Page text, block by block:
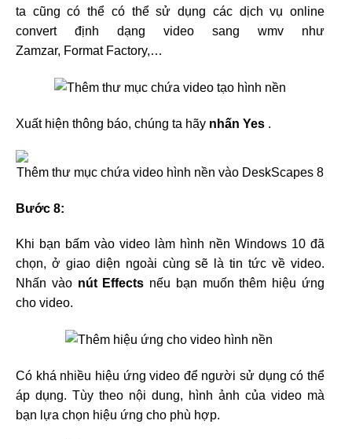
ta cũng có thể có thể sử dụng các dịch vụ online
convert định dạng video sang wmv như
Zamzar, Format Factory,…
Xuất hiện thông báo, chúng ta hãy nhấn Yes .
Bước 8:
Khi bạn bấm vào video làm hình nền Windows 10 đã
chọn, ở giao diện ngoài cùng sẽ là tin tức về video.
Nhấn vào nút Effects nếu bạn muốn thêm hiệu ứng
cho video.
Có khá nhiều hiệu ứng video để người sử dụng có thể
áp dụng. Tùy theo nội dung, hình ảnh của video mà
bạn lựa chọn hiệu ứng cho phù hợp.